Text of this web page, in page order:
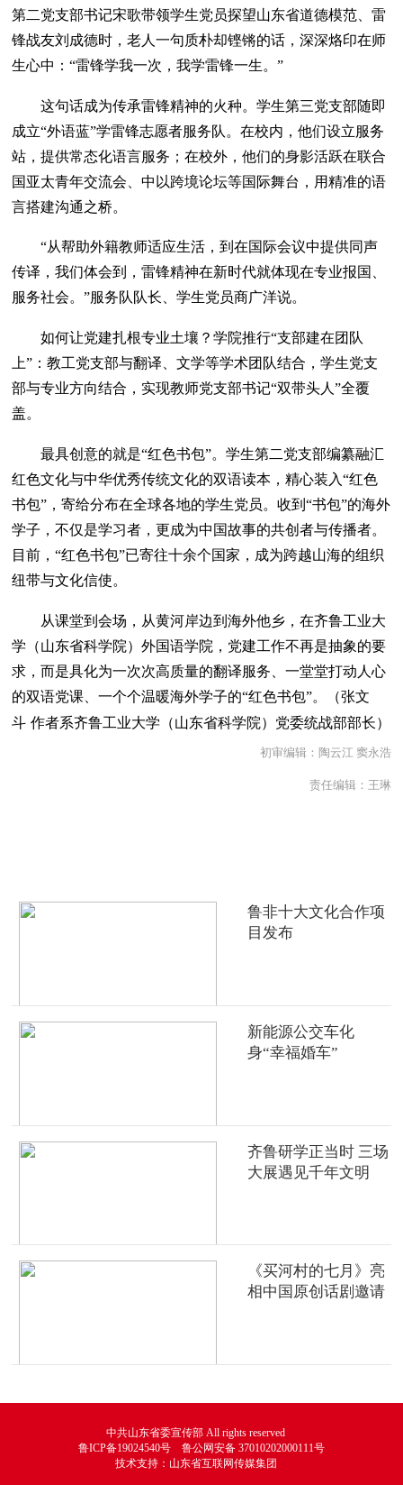
第二党支部书记宋歌带领学生党员探望山东省道德模范、雷
锋战友刘成德时，老人一句质朴却铿锵的话，深深烙印在师
生心中：“雷锋学我一次，我学雷锋一生。”
这句话成为传承雷锋精神的火种。学生第三党支部随即
成立“外语蓝”学雷锋志愿者服务队。在校内，他们设立服务
站，提供常态化语言服务；在校外，他们的身影活跃在联合
国亚太青年交流会、中以跨境论坛等国际舞台，用精准的语
言搭建沟通之桥。
“从帮助外籍教师适应生活，到在国际会议中提供同声
传译，我们体会到，雷锋精神在新时代就体现在专业报国、
服务社会。”服务队队长、学生党员商广洋说。
如何让党建扎根专业土壤？学院推行“支部建在团队
上”：教工党支部与翻译、文学等学术团队结合，学生党支
部与专业方向结合，实现教师党支部书记“双带头人”全覆
盖。
最具创意的就是“红色书包”。学生第二党支部编纂融汇
红色文化与中华优秀传统文化的双语读本，精心装入“红色
书包”，寄给分布在全球各地的学生党员。收到“书包”的海外
学子，不仅是学习者，更成为中国故事的共创者与传播者。
目前，“红色书包”已寄往十余个国家，成为跨越山海的组织
纽带与文化信使。
从课堂到会场，从黄河岸边到海外他乡，在齐鲁工业大
学（山东省科学院）外国语学院，党建工作不再是抽象的要
求，而是具化为一次次高质量的翻译服务、一堂堂打动人心
的双语党课、一个个温暖海外学子的“红色书包”。（张文
斗 作者系齐鲁工业大学（山东省科学院）党委统战部部长）
初审编辑：陶云江 窦永浩
责任编辑：王琳
鲁非十大文化合作项
目发布
新能源公交车化
身“幸福婚车”
齐鲁研学正当时 三场
大展遇见千年文明
《买河村的七月》亮
相中国原创话剧邀请
中共山东省委宣传部 All rights reserved
鲁ICP备19024540号 鲁公网安备 37010202000111号
技术支持：山东省互联网传媒集团